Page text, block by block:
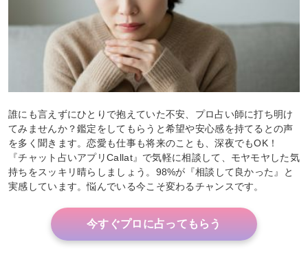
誰にも言えずにひとりで抱えていた不安、プロ占い師に打ち明け
てみませんか？鑑定をしてもらうと希望や安心感を持てるとの声
を多く聞きます。恋愛も仕事も将来のことも、深夜でもOK！
『チャット占いアプリCallat』で気軽に相談して、モヤモヤした気
持ちをスッキリ晴らしましょう。98%が『相談して良かった』と
実感しています。悩んでいる今こそ変わるチャンスです。
今すぐプロに占ってもらう